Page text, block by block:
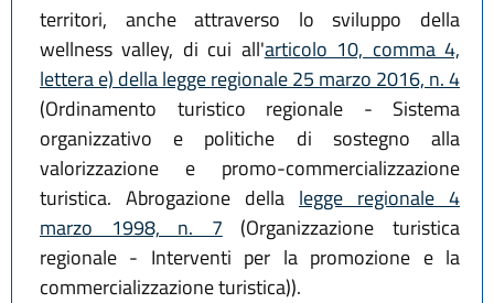
territori, anche attraverso lo sviluppo della
wellness valley, di cui all'articolo 10, comma 4,
lettera e) della legge regionale 25 marzo 2016, n. 4
(Ordinamento turistico regionale - Sistema
organizzativo e politiche di sostegno alla
valorizzazione e promo-commercializzazione
turistica. Abrogazione della legge regionale 4
marzo 1998, n. 7 (Organizzazione turistica
regionale - Interventi per la promozione e la
commercializzazione turistica)).